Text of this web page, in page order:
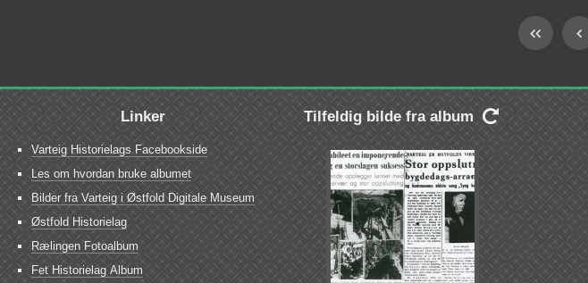
Linker
Varteig Historielags Facebookside
Les om hvordan bruke albumet
Bilder fra Varteig i Østfold Digitale Museum
Østfold Historielag
Rælingen Fotoalbum
Fet Historielag Album
Tilfeldig bilde fra album 